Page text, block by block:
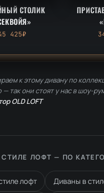
СТОЛИК
425₽
к этому дивану по
так они стоят у нас в шоу-
OLD LOFT
СТИЛЕ ЛОФТ — ПО
лофт Диваны в